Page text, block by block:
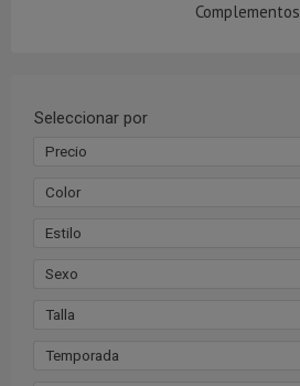
Complementos
Seleccionar por
Precio
Color
Estilo
Sexo
Talla
Temporada